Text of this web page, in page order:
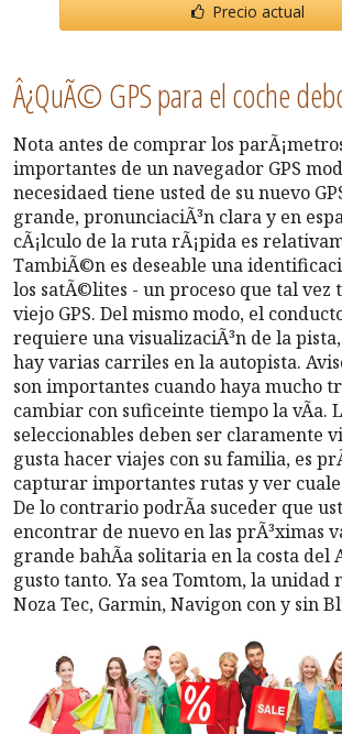
Precio actual
Â¿QuÃ© GPS para el coche
Nota antes de comprar los
importantes de un navegador GPS
necesidaed tiene usted de su nuevo
grande, pronunciaciÃ³n clara y en
cÃ¡lculo de la ruta rÃ¡pida es
TambiÃ©n es deseable una
los satÃ©lites - un proceso que tal vez
viejo GPS. Del mismo modo, el
requiere una visualizaciÃ³n de la
hay varias carriles en la autopista.
son importantes cuando haya mucho
cambiar con suficeinte tiempo la vÃ­a.
seleccionables deben ser claramente
gusta hacer viajes con su familia, es
capturar importantes rutas y ver
De lo contrario podrÃ­a suceder que
encontrar de nuevo en las prÃ³ximas
grande bahÃ­a solitaria en la costa del
gusto tanto. Ya sea Tomtom, la unidad
Noza Tec, Garmin, Navigon con y sin